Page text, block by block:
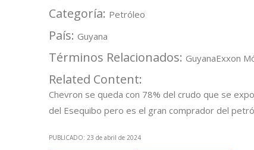
Categoría: Petróleo
País: Guyana
Términos Relacionados: GuyanaExxon
Related Content:
Chevron se queda con 78% del crudo que se
del Esequibo pero es el gran comprador del
PUBLICADO: 23 de abril de 2024